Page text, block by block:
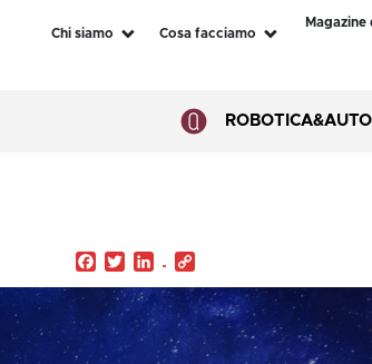
Chi siamo Cosa facciamo
Magazine
Facebook
TwitterLinkedIn